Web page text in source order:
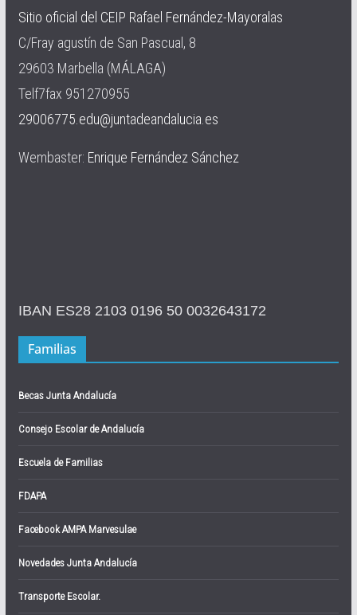
Sitio oficial del CEIP Rafael Fernández-Mayoralas
C/Fray agustín de San Pascual, 8
29603 Marbella (MÁLAGA)
Telf7fax 951270955
29006775.edu@juntadeandalucia.es
Wembaster: Enrique Fernández Sánchez
IBAN ES28 2103 0196 50 0032643172
Familias
Becas Junta Andalucía
Consejo Escolar de Andalucía
Escuela de Familias
FDAPA
Facebook AMPA Marvesulae
Novedades Junta Andalucía
Transporte Escolar.